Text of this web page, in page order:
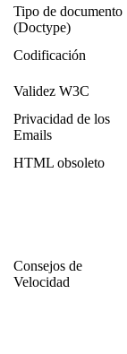
Tipo de documento
(Doctype)
Codificación
Validez W3C
Privacidad de los
Emails
HTML obsoleto
Consejos de
Velocidad